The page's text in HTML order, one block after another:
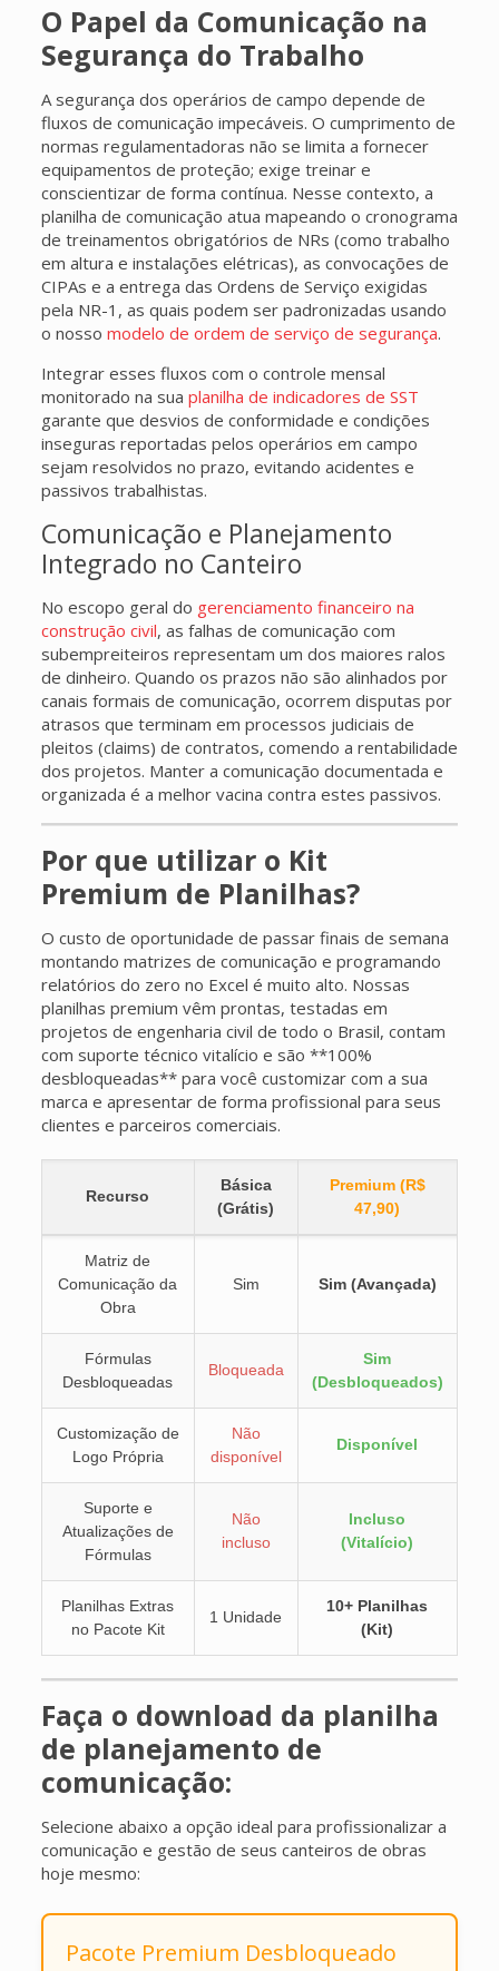
O Papel da Comunicação na
Segurança do Trabalho
A segurança dos operários de campo depende de
fluxos de comunicação impecáveis. O cumprimento de
normas regulamentadoras não se limita a fornecer
equipamentos de proteção; exige treinar e
conscientizar de forma contínua. Nesse contexto, a
planilha de comunicação atua mapeando o cronograma
de treinamentos obrigatórios de NRs (como trabalho
em altura e instalações elétricas), as convocações de
CIPAs e a entrega das Ordens de Serviço exigidas
pela NR-1, as quais podem ser padronizadas usando
o nosso modelo de ordem de serviço de segurança.
Integrar esses fluxos com o controle mensal
monitorado na sua planilha de indicadores de SST
garante que desvios de conformidade e condições
inseguras reportadas pelos operários em campo
sejam resolvidos no prazo, evitando acidentes e
passivos trabalhistas.
Comunicação e Planejamento
Integrado no Canteiro
No escopo geral do gerenciamento financeiro na
construção civil, as falhas de comunicação com
subempreiteiros representam um dos maiores ralos
de dinheiro. Quando os prazos não são alinhados por
canais formais de comunicação, ocorrem disputas por
atrasos que terminam em processos judiciais de
pleitos (claims) de contratos, comendo a rentabilidade
dos projetos. Manter a comunicação documentada e
organizada é a melhor vacina contra estes passivos.
Por que utilizar o Kit
Premium de Planilhas?
O custo de oportunidade de passar finais de semana
montando matrizes de comunicação e programando
relatórios do zero no Excel é muito alto. Nossas
planilhas premium vêm prontas, testadas em
projetos de engenharia civil de todo o Brasil, contam
com suporte técnico vitalício e são **100%
desbloqueadas** para você customizar com a sua
marca e apresentar de forma profissional para seus
clientes e parceiros comerciais.
Recurso
Básica
(Grátis)
Premium (R$
47,90)
Matriz de
Comunicação da
Obra
Sim Sim (Avançada)
Fórmulas
Desbloqueadas
Bloqueada
Sim
(Desbloqueados)
Customização de
Logo Própria
Não
disponível
Disponível
Suporte e
Atualizações de
Fórmulas
Não
incluso
Incluso
(Vitalício)
Planilhas Extras
no Pacote Kit
1 Unidade
10+ Planilhas
(Kit)
Faça o download da planilha
de planejamento de
comunicação:
Selecione abaixo a opção ideal para profissionalizar a
comunicação e gestão de seus canteiros de obras
hoje mesmo:
Pacote Premium Desbloqueado